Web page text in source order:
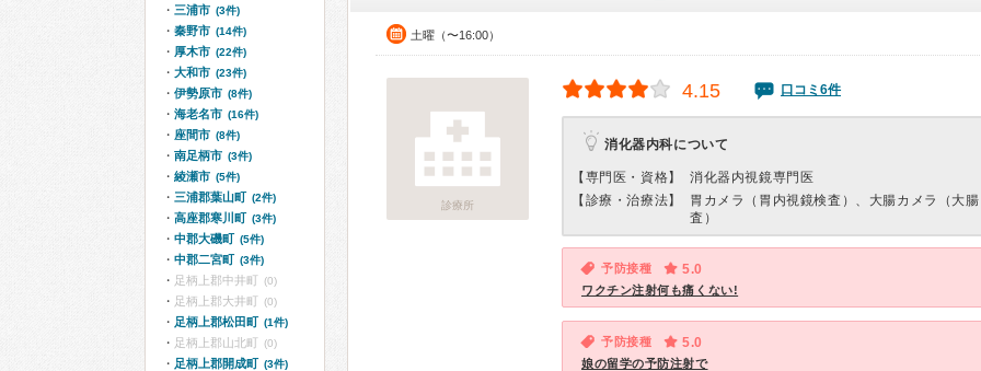
土曜（〜16:00）
診療所
4.15 口コミ6件
消化器内科について
【専門医・資格】
消化器内視鏡専門医
【診療・治療法】
胃カメラ（胃内視鏡検査）、大腸カメラ（大
査）
予防接種 5.0
ワクチン注射何も痛くない!
予防接種 5.0
娘の留学の予防注射で
三浦市 (3件)
秦野市 (14件)
厚木市 (22件)
大和市 (23件)
伊勢原市 (8件)
海老名市 (16件)
座間市 (8件)
南足柄市 (3件)
綾瀬市 (5件)
三浦郡葉山町 (2件)
高座郡寒川町 (3件)
中郡大磯町 (5件)
中郡二宮町 (3件)
足柄上郡中井町 (0)
足柄上郡大井町 (0)
足柄上郡松田町 (1件)
足柄上郡山北町 (0)
足柄上郡開成町 (3件)